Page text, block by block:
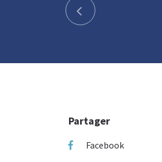
Partager
Facebook